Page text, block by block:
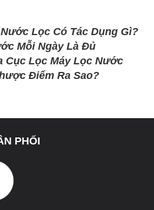
Lọc Có Tác Dụng Gì?
Mỗi Ngày Là Đủ
Cục Lọc Máy Lọc Nước
Điểm Ra Sao?
PHỐI